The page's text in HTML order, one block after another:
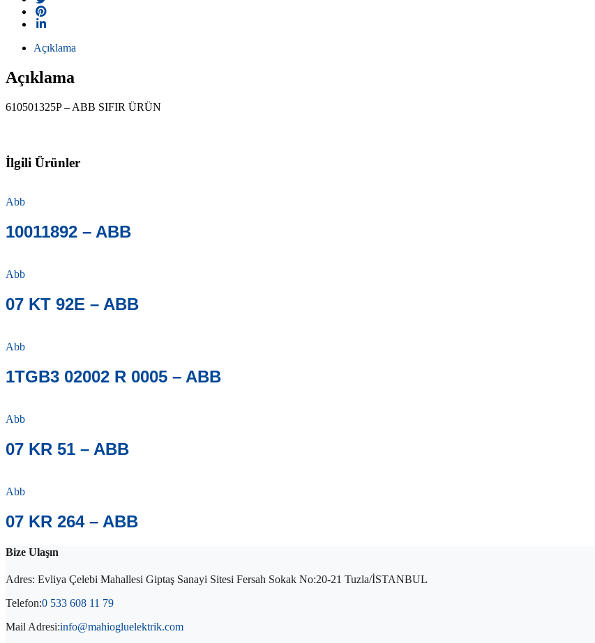
Açıklama
Açıklama
610501325P – ABB SIFIR ÜRÜN
İlgili Ürünler
Abb
10011892 – ABB
Abb
07 KT 92E – ABB
Abb
1TGB3 02002 R 0005 – ABB
Abb
07 KR 51 – ABB
Abb
07 KR 264 – ABB
Bize Ulaşın
Adres: Evliya Çelebi Mahallesi Giptaş Sanayi Sitesi Fersah Sokak No:20-21 Tuzla/İSTANBUL
Telefon:0 533 608 11 79
Mail Adresi:info@mahiogluelektrik.com